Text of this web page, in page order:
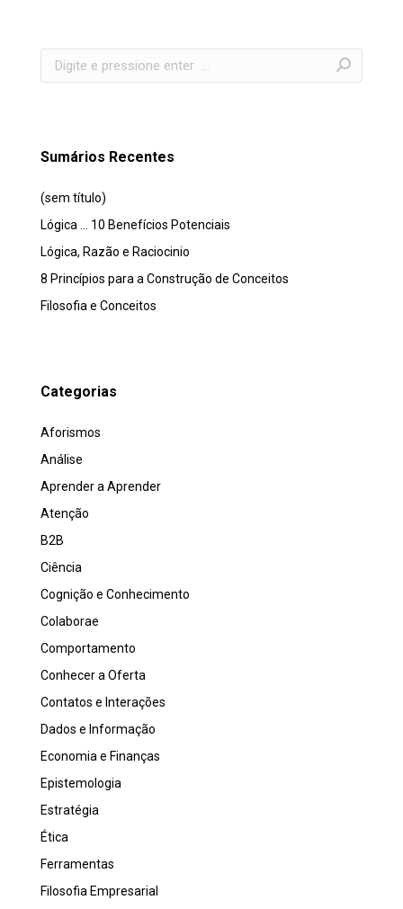
Search:
Sumários Recentes
(sem título)
Lógica … 10 Benefícios Potenciais
Lógica, Razão e Raciocinio
8 Princípios para a Construção de Conceitos
Filosofia e Conceitos
Categorias
Aforismos
Análise
Aprender a Aprender
Atenção
B2B
Ciência
Cognição e Conhecimento
Colaborae
Comportamento
Conhecer a Oferta
Contatos e Interações
Dados e Informação
Economia e Finanças
Epistemologia
Estratégia
Ética
Ferramentas
Filosofia Empresarial